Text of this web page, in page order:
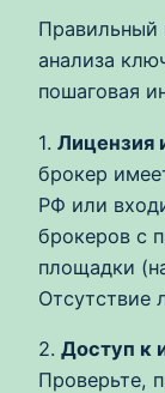
Правильный
анализа
пошаговая
1. Лицензия
брокер
РФ или
брокеров с
площадки
Отсутствие
2. Доступ к
Проверьте,